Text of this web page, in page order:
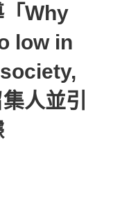
「Why
low in
人並引